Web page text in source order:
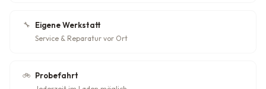
🔧 Eigene Werkstatt
Service & Reparatur vor Ort
🚲 Probefahrt